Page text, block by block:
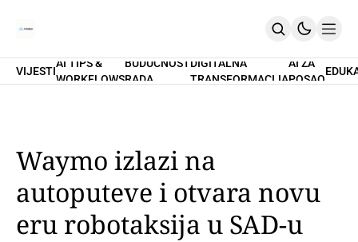
Home
PRETPLATI SE
VIJESTI
AI TIPS &
WORKFLOWS
BUDUĆNOST
RADA
DIGITALNA
TRANSFORMACIJA
AI ZA
POSAO
Waymo izlazi na
autoputeve i otvara novu
eru robotaksija u SAD-u